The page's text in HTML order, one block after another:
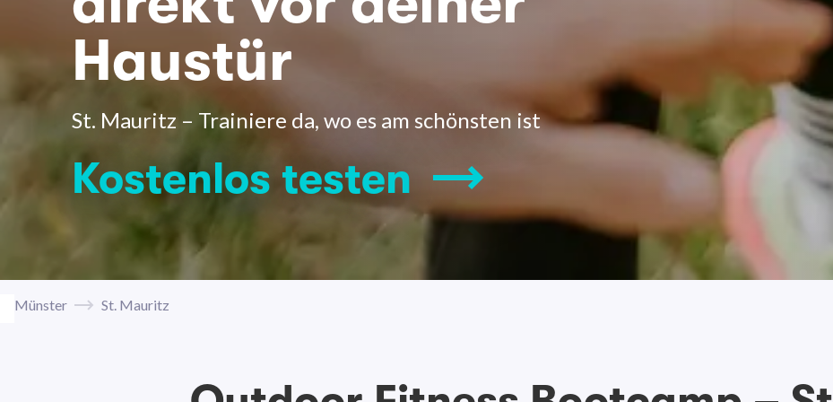
Haustür
St. Mauritz – Trainiere da, wo es am schönsten ist
Kostenlos testen
Münster St. Mauritz